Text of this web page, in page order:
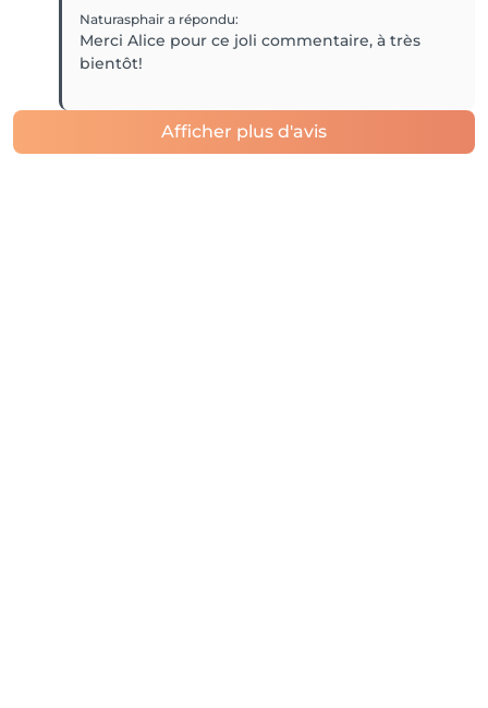
Naturasphaira répondu:
Merci Alice pour ce joli commentaire, à très
bientôt!
Afficher plus d'avis